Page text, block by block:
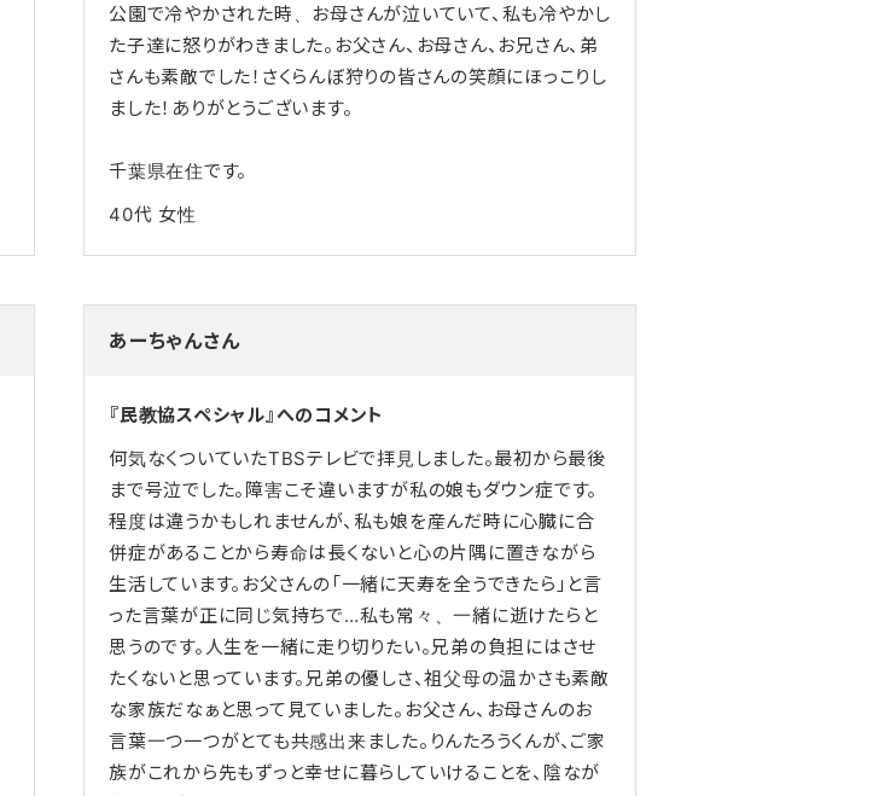
公園で冷やかされた時、お母さんが泣いていて、私も冷やかし
た子達に怒りがわきました。お父さん、お母さん、お兄さん、弟
さんも素敵でした！さくらんぼ狩りの皆さんの笑顔にほっこりし
ました！ありがとうございます。
千葉県在住です。
40代 女性
あーちゃんさん
『民教協スペシャル』へのコメント
何気なくついていたTBSテレビで拝見しました。最初から最後
まで号泣でした。障害こそ違いますが私の娘もダウン症です。
程度は違うかもしれませんが、私も娘を産んだ時に心臓に合
併症があることから寿命は長くないと心の片隅に置きながら
生活しています。お父さんの「一緒に天寿を全うできたら」と言
った言葉が正に同じ気持ちで…私も常々、一緒に逝けたらと
思うのです。人生を一緒に走り切りたい。兄弟の負担にはさせ
たくないと思っています。兄弟の優しさ、祖父母の温かさも素敵
な家族だなぁと思って見ていました。お父さん、お母さんのお
言葉一つ一つがとても共感出来ました。りんたろうくんが、ご家
族がこれから先もずっと幸せに暮らしていけることを、陰なが